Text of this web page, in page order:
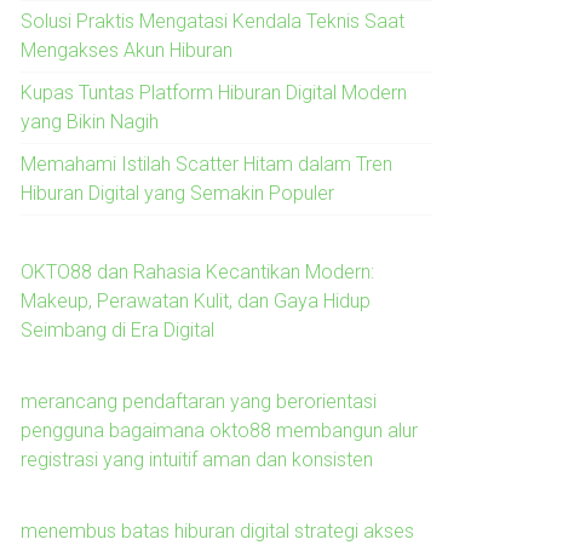
Solusi Praktis Mengatasi Kendala Teknis Saat
Mengakses Akun Hiburan
Kupas Tuntas Platform Hiburan Digital Modern
yang Bikin Nagih
Memahami Istilah Scatter Hitam dalam Tren
Hiburan Digital yang Semakin Populer
OKTO88 dan Rahasia Kecantikan Modern:
Makeup, Perawatan Kulit, dan Gaya Hidup
Seimbang di Era Digital
merancang pendaftaran yang berorientasi
pengguna bagaimana okto88 membangun alur
registrasi yang intuitif aman dan konsisten
menembus batas hiburan digital strategi akses